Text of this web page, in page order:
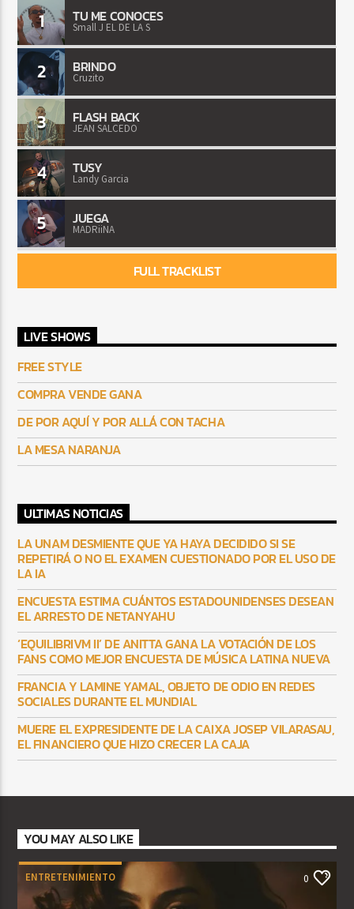
1 TU ME CONOCES
Small J EL DE LA S
2 BRINDO
Cruzito
3 FLASH BACK
JEAN SALCEDO
4 TUSY
Landy Garcia
5 JUEGA
MADRiiNA
FULL TRACKLIST
LIVE SHOWS
FREE STYLE
COMPRA VENDE GANA
DE POR AQUÍ Y POR ALLÁ CON TACHA
LA MESA NARANJA
ULTIMAS NOTICIAS
LA UNAM DESMIENTE QUE YA HAYA DECIDIDO SI SE
REPETIRÁ O NO EL EXAMEN CUESTIONADO POR EL USO DE
LA IA
ENCUESTA ESTIMA CUÁNTOS ESTADOUNIDENSES DESEAN
EL ARRESTO DE NETANYAHU
‘EQUILIBRIVM II’ DE ANITTA GANA LA VOTACIÓN DE LOS
FANS COMO MEJOR ENCUESTA DE MÚSICA LATINA NUEVA
FRANCIA Y LAMINE YAMAL, OBJETO DE ODIO EN REDES
SOCIALES DURANTE EL MUNDIAL
MUERE EL EXPRESIDENTE DE LA CAIXA JOSEP VILARASAU,
EL FINANCIERO QUE HIZO CRECER LA CAJA
YOU MAY ALSO LIKE
ENTRETENIMIENTO 0